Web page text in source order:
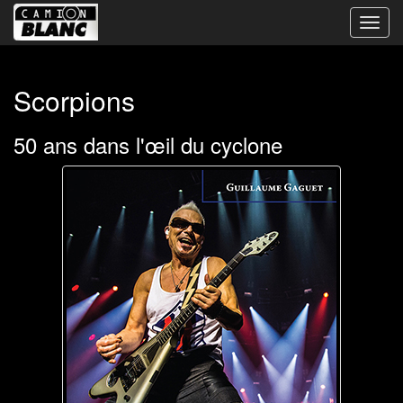
la
Scorpions
50 ans dans l'œil du cyclone